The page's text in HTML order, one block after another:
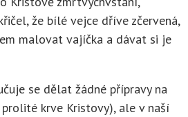
že bílé vejce dříve zčervená,
malovat vajíčka a dávat si je
se dělat žádné přípravy na
krve Kristovy), ale v naší